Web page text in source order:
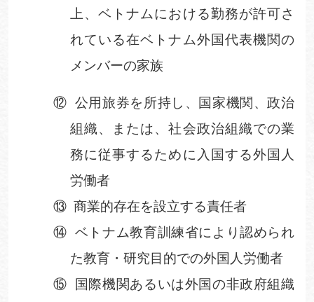
上、ベトナムにおける勤務が許可さ
れている在ベトナム外国代表機関の
メンバーの家族
⑫ 公用旅券を所持し、国家機関、政治
組織、または、社会政治組織での業
務に従事するために入国する外国人
労働者
⑬ 商業的存在を設立する責任者
⑭ ベトナム教育訓練省により認められ
た教育・研究目的での外国人労働者
⑮
国際機関あるいは外国の非政府組織